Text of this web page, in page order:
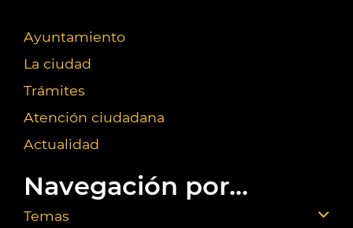
Ayuntamiento
La ciudad
Trámites
Atención ciudadana
Actualidad
Navegación por...
Temas